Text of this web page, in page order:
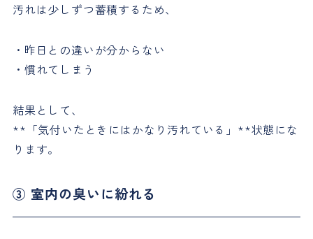
汚れは少しずつ蓄積するため、
・昨日との違いが分からない
・慣れてしまう
結果として、
**「気付いたときにはかなり汚れている」**状態にな
ります。
③ 室内の臭いに紛れる